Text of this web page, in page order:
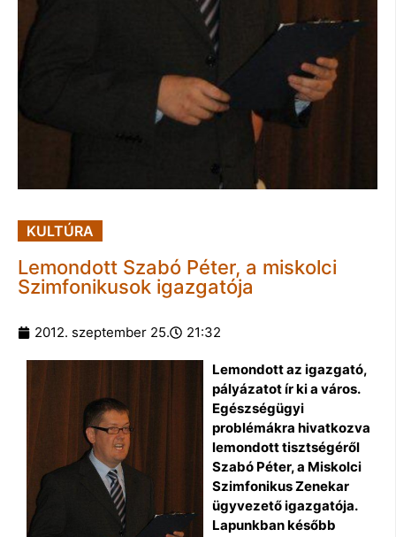
KULTÚRA
Lemondott Szabó Péter, a miskolci
Szimfonikusok igazgatója
2012. szeptember 25. 21:32
Lemondott az igazgató,
pályázatot ír ki a város.
Egészségügyi
problémákra hivatkozva
lemondott tisztségéről
Szabó Péter, a Miskolci
Szimfonikus Zenekar
ügyvezető igazgatója.
Lapunkban később